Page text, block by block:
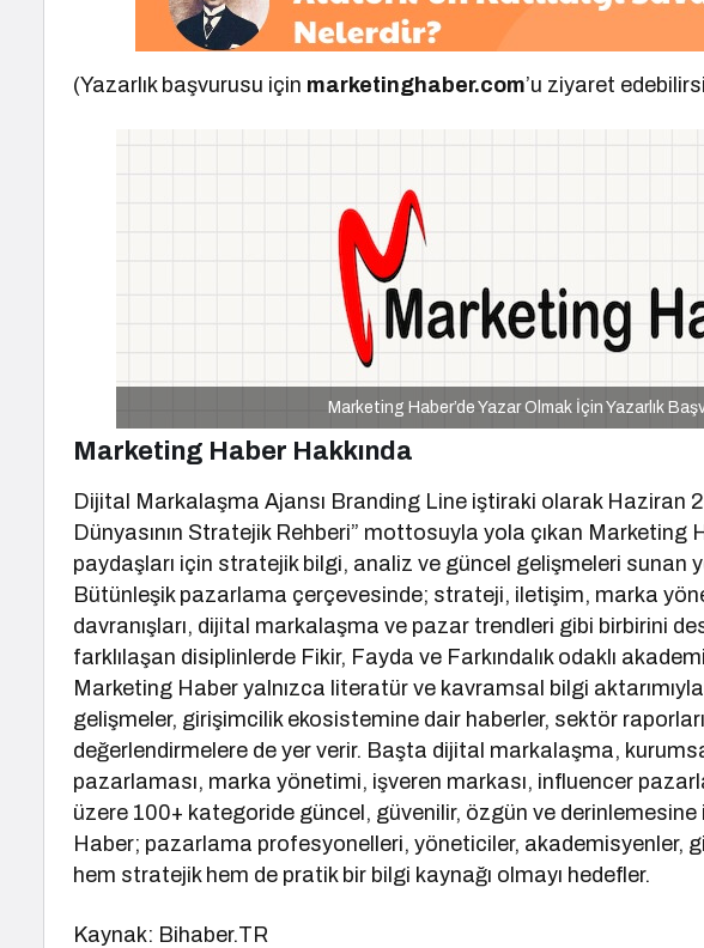
(Yazarlık başvurusu için marketinghaber.com’u ziyaret
Marketing Haber’de Yazar Olmak İçin Yazarlık
Marketing Haber Hakkında
Dijital Markalaşma Ajansı Branding Line iştiraki olarak Haziran
Dünyasının Stratejik Rehberi” mottosuyla yola çıkan
paydaşları için stratejik bilgi, analiz ve güncel gelişmeleri sunan
Bütünleşik pazarlama çerçevesinde; strateji, iletişim, marka
davranışları, dijital markalaşma ve pazar trendleri gibi birbirini
farklılaşan disiplinlerde Fikir, Fayda ve Farkındalık odaklı
Marketing Haber yalnızca literatür ve kavramsal bilgi aktarımıyla
gelişmeler, girişimcilik ekosistemine dair haberler, sektör
değerlendirmelere de yer verir. Başta dijital markalaşma,
pazarlaması, marka yönetimi, işveren markası, influencer
üzere 100+ kategoride güncel, güvenilir, özgün ve
Haber; pazarlama profesyonelleri, yöneticiler, akademisyenler,
hem stratejik hem de pratik bir bilgi kaynağı olmayı hedefler.
Kaynak: Bihaber.TR